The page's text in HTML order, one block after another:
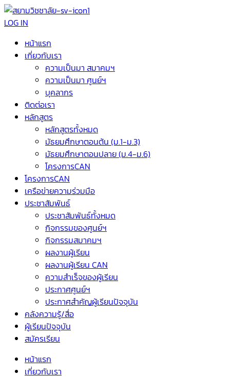
LOG IN
หน้าแรก
เกี่ยวกับเรา
ความเป็นมา สมาคมฯ
ความเป็นมา ศูนย์ฯ
บุคลากร
ติดต่อเรา
หลักสูตร
หลักสูตรทั้งหมด
มัธยมศึกษาตอนต้น (ม.1-ม.3)
มัธยมศึกษาตอนปลาย (ม.4-ม.6)
โครงการCAN
โครงการCAN
เครือข่ายความร่วมมือ
ประชาสัมพันธ์
ประชาสัมพันธ์ทั้งหมด
กิจกรรมของศูนย์ฯ
กิจกรรมสมาคมฯ
ผลงานผู้เรียน
ผลงานผู้เรียน CAN
ความสำเร็จของผู้เรียน
ประกาศศูนย์ฯ
ประกาศสำคัญผู้เรียนปัจจุบัน
คลังความรู้/สื่อ
ผู้เรียนปัจจุบัน
สมัครเรียน
หน้าแรก
เกี่ยวกับเรา